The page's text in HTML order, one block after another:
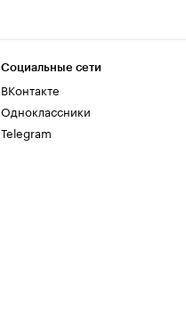
Социальные сети
ВКонтакте
Одноклассники
Telegram